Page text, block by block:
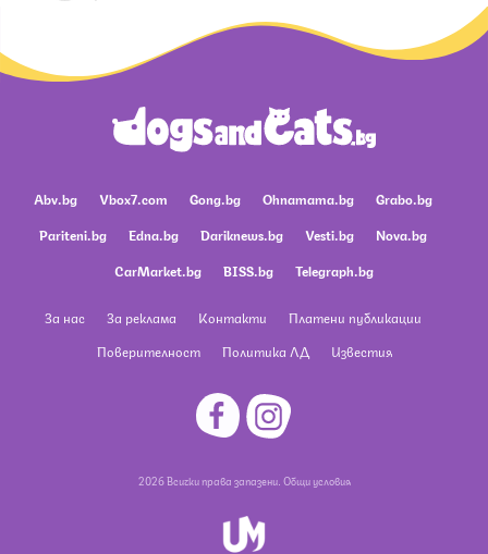
Abv.bg Vbox7.com Gong.bg Ohnamama.bg
Grabo.bg
Pariteni.bg
Edna.bg Dariknews.bg Vesti.bg
Nova.bg
CarMarket.bg
BISS.bg Telegraph.bg
За нас За реклама Контакти
Платени публикации
Поверителност
Политика ЛД Известия
2026 Всички права запазени. Общи условия